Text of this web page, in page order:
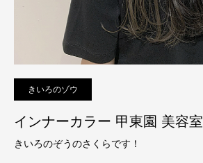
きいろのゾウ
インナーカラー 甲東園 美容室
きいろのぞうのさくらです！